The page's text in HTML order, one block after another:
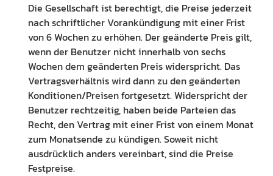
Die Gesellschaft ist berechtigt, die Preise jederzeit
nach schriftlicher Vorankündigung mit einer Frist
von 6 Wochen zu erhöhen. Der geänderte Preis gilt,
wenn der Benutzer nicht innerhalb von sechs
Wochen dem geänderten Preis widerspricht. Das
Vertragsverhältnis wird dann zu den geänderten
Konditionen/Preisen fortgesetzt. Widerspricht der
Benutzer rechtzeitig, haben beide Parteien das
Recht, den Vertrag mit einer Frist von einem Monat
zum Monatsende zu kündigen. Soweit nicht
ausdrücklich anders vereinbart, sind die Preise
Festpreise.